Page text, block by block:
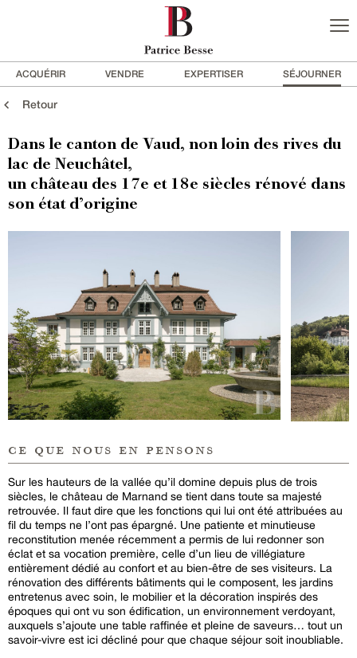
ACQUÉRIR VENDRE EXPERTISER SÉJOURNER
Retour
Dans le canton de Vaud, non loin des rives du
lac de Neuchâtel,
un château des 17e et 18e siècles rénové dans
son état d’origine
ce que nous en pensons
Sur les hauteurs de la vallée qu’il domine depuis plus de trois
siècles, le château de Marnand se tient dans toute sa majesté
retrouvée. Il faut dire que les fonctions qui lui ont été attribuées au
fil du temps ne l’ont pas épargné. Une patiente et minutieuse
reconstitution menée récemment a permis de lui redonner son
éclat et sa vocation première, celle d’un lieu de villégiature
entièrement dédié au confort et au bien-être de ses visiteurs. La
rénovation des différents bâtiments qui le composent, les jardins
entretenus avec soin, le mobilier et la décoration inspirés des
époques qui ont vu son édification, un environnement verdoyant,
auxquels s’ajoute une table raffinée et pleine de saveurs… tout un
savoir-vivre est ici décliné pour que chaque séjour soit inoubliable.